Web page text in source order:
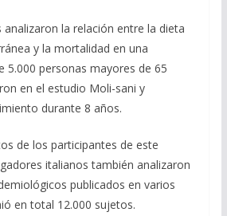
analizaron la relación entre la dieta
y la mortalidad en una
5.000 personas mayores de 65
en el estudio Moli-sani y
durante 8 años.
de los participantes de este
italianos también analizaron
publicados en varios
en total 12.000 sujetos.